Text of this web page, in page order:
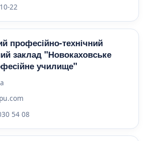
22
професійно-технічний
заклад "Новокаховське
училище"
54 08